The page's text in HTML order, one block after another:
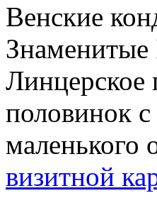
Венские
Линцерское
половинок
маленького
визитной